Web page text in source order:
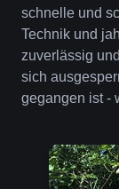
schnelle und
Technik und
zuverlässig
sich
gegangen ist -